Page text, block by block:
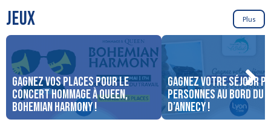
JEUX Plus
Gagnez vos places pour le
concert Hommage à Queen,
Bohemian Harmony !
Gagnez votre séjour
personnes au bord du
d’Annecy !